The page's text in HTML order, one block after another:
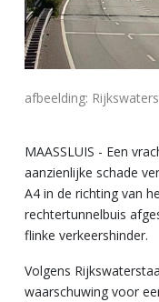
afbeelding:
MAASSLUIS - Een
aanzienlijke schade
A4 in de richting van
rechtertunnelbuis
flinke verkeershinder.
Volgens
waarschuwing voor